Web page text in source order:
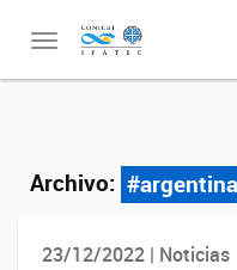
Toggle
Archivo: #argentina
23/12/2022 | Noticias